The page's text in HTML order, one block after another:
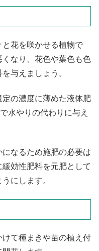
花を咲かせる植物で
なり、花色や葉色も色
与えましょう。
の濃度に薄めた液体肥
水やりの代わりに与え
なるため施肥の必要は
効性肥料を元肥として
にします。
て種まきや苗の植え付